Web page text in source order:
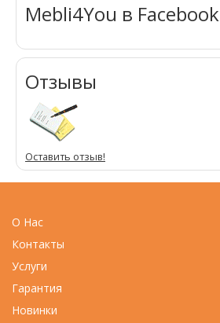
Mebli4You в Facebook
Отзывы
Оставить отзыв!
О Нас
Контакты
Услуги
Гарантия
Новинки